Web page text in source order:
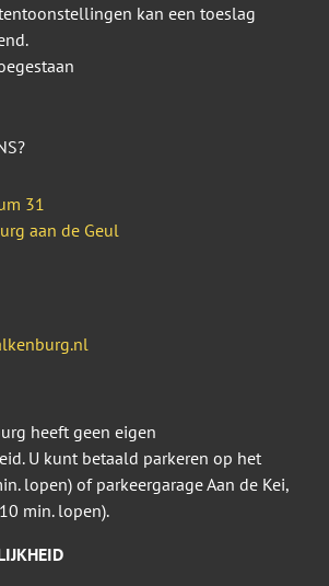
kan een toeslag
31
aan de Geul
heeft geen eigen
U kunt betaald parkeren op het
lopen) of parkeergarage Aan de Kei,
min. lopen).